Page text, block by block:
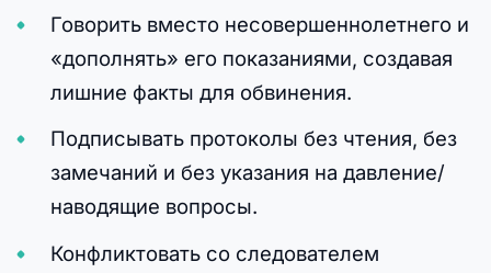
Говорить вместо несовершеннолетнего и
«дополнять» его показаниями, создавая
лишние факты для обвинения.
Подписывать протоколы без чтения, без
замечаний и без указания на давление/
наводящие вопросы.
Конфликтовать со следователем